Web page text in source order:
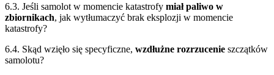
6.3. Jeśli samolot w momencie katastrofy miał paliwo w
zbiornikach, jak wytłumaczyć brak eksplozji w momencie
katastrofy?
6.4. Skąd wzięło się specyficzne, wzdłużne rozrzucenie szczątków
samolotu?